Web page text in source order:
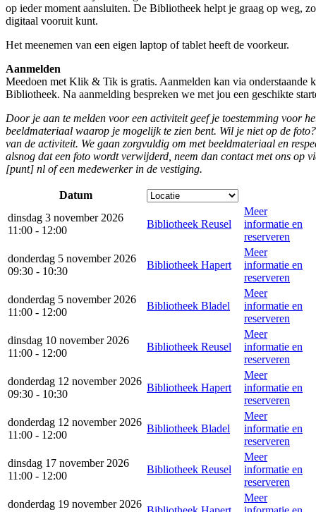
op ieder moment aansluiten. De Bibliotheek helpt je graag op weg,
digitaal vooruit kunt.
Het meenemen van een eigen laptop of tablet heeft de voorkeur.
Aanmelden
Meedoen met Klik & Tik is gratis. Aanmelden kan via onderstaande
Bibliotheek. Na aanmelding bespreken we met jou een geschikte
Door je aan te melden voor een activiteit geef je toestemming voor
beeldmateriaal waarop je mogelijk te zien bent. Wil je niet op de
van de activiteit. We gaan zorgvuldig om met beeldmateriaal en
alsnog dat een foto wordt verwijderd, neem dan contact met ons op
[punt] nl of een medewerker in de vestiging.
Datum
dinsdag 3 november 2026
11:00 - 12:00
Bibliotheek Reusel
Meer
informatie en
reserveren
donderdag 5 november 2026
09:30 - 10:30
Bibliotheek Hapert
Meer
informatie en
reserveren
donderdag 5 november 2026
11:00 - 12:00
Bibliotheek Bladel
Meer
informatie en
reserveren
dinsdag 10 november 2026
11:00 - 12:00
Bibliotheek Reusel
Meer
informatie en
reserveren
donderdag 12 november 2026
09:30 - 10:30
Bibliotheek Hapert
Meer
informatie en
reserveren
donderdag 12 november 2026
11:00 - 12:00
Bibliotheek Bladel
Meer
informatie en
reserveren
dinsdag 17 november 2026
11:00 - 12:00
Bibliotheek Reusel
Meer
informatie en
reserveren
donderdag 19 november 2026
Meer